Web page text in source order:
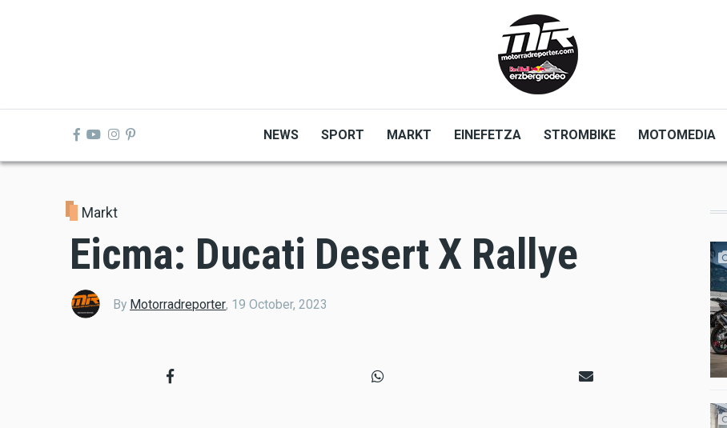
NEWS SPORT MARKT EINEFETZA STROMBIKE MOTOMEDIA
Markt
Eicma: Ducati Desert X Rallye
By Motorradreporter, 19 October, 2023